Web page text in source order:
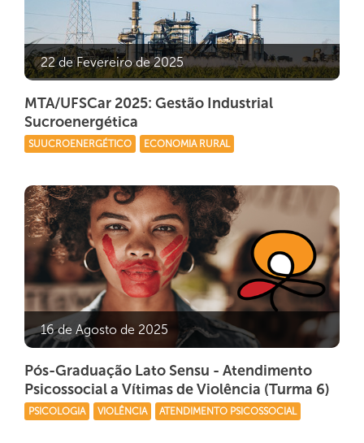
22 de Fevereiro de 2025
MTA/UFSCar 2025: Gestão Industrial
Sucroenergética
SUUCROENERGÉTICO ECONOMIA RURAL
16 de Agosto de 2025
Pós-Graduação Lato Sensu - Atendimento
Psicossocial a Vítimas de Violência (Turma 6)
PSICOLOGIA VIOLÊNCIA ATENDIMENTO PSICOSSOCIAL